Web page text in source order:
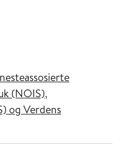
(NOIS),
og Verdens